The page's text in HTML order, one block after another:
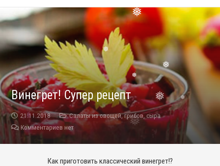
❅
❅
❅
❅
❅
Винегрет! Супер рецепт
21.11.2018
Салаты из овощей, грибов, сыра
Комментариев нет
Как приготовить классический винегрет!?